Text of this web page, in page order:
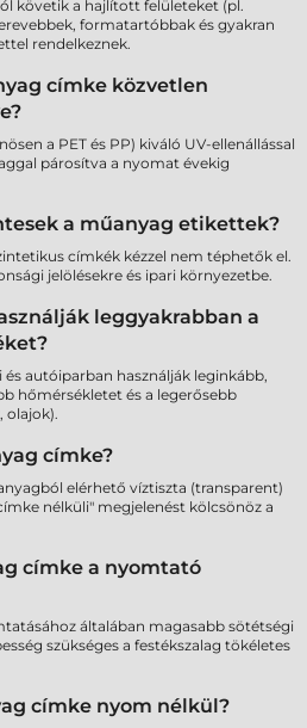
követik a hajlított felületeket (pl.
formatartóbbak és gyakran
rendelkeznek.
címke közvetlen
a PET és PP) kiváló UV-ellenállással
párosítva a nyomat évekig
a műanyag etikettek?
címkék kézzel nem téphetők el.
jelölésekre és ipari környezetbe.
leggyakrabban a
autóiparban használják leginkább,
hőmérsékletet és a legerősebb
olajok).
címke?
elérhető víztiszta (transparent)
nélküli" megjelenést kölcsönöz a
címke a nyomtató
általában magasabb sötétségi
szükséges a festékszalag tökéletes
címke nyom nélkül?